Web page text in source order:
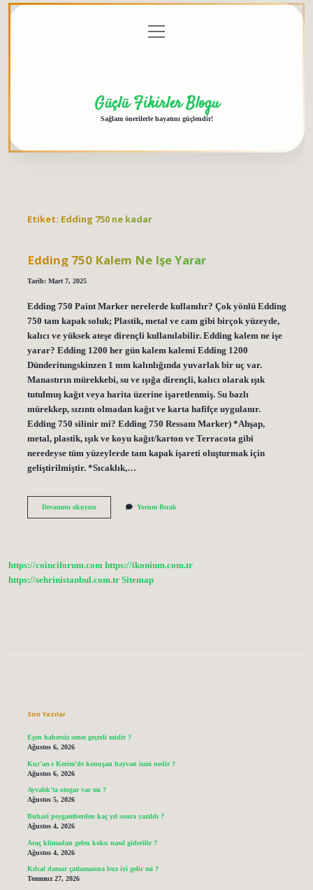
menüyü
aç
Güçlü Fikirler Blogu
Sağlam önerilerle hayatını güçlendir!
Etiket: Edding 750 ne kadar
Edding 750 Kalem Ne Işe Yarar
Tarih: Mart 7, 2025
Edding 750 Paint Marker nerelerde kullanılır? Çok yönlü Edding
750 tam kapak soluk; Plastik, metal ve cam gibi birçok yüzeyde,
kalıcı ve yüksek ateşe dirençli kullanılabilir. Edding kalem ne işe
yarar? Edding 1200 her gün kalem kalemi Edding 1200
Dünderitungskinzen 1 mm kalınlığında yuvarlak bir uç var.
Manastırın mürekkebi, su ve ışığa dirençli, kalıcı olarak ışık
tutulmuş kağıt veya harita üzerine işaretlenmiş. Su bazlı
mürekkep, sızıntı olmadan kağıt ve karta hafifçe uygulanır.
Edding 750 silinir mi? Edding 750 Ressam Marker) *Ahşap,
metal, plastik, ışık ve koyu kağıt/karton ve Terracota gibi
neredeyse tüm yüzeylerde tam kapak işareti oluşturmak için
geliştirilmiştir. *Sıcaklık,…
Devamını okuyunEdding
Yorum Bırak
https://coinciforum.com https://ikonium.com.tr
https://sehrinistanbul.com.tr Sitemap
Son Yazılar
Eşen habersiz senet geçerli midir ?
Ağustos 6, 2026
Kur’an-ı Kerim’de konuşan hayvan ismi nedir ?
Ağustos 6, 2026
Ayvalık’ta otogar var mı ?
Ağustos 5, 2026
Buhari peygamberden kaç yıl sonra yazıldı ?
Ağustos 4, 2026
Araç klimadan gelen koku nasıl giderilir ?
Ağustos 4, 2026
Kılcal damar çatlamasına buz iyi gelir mi ?
Temmuz 27, 2026